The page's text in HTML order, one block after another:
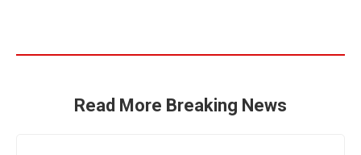
Read More Breaking News